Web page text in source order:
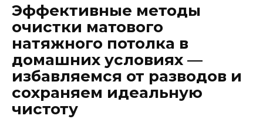
Эффективные методы
очистки матового
натяжного потолка в
домашних условиях —
избавляемся от разводов и
сохраняем идеальную
чистоту